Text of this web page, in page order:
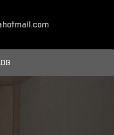
hotmail.com